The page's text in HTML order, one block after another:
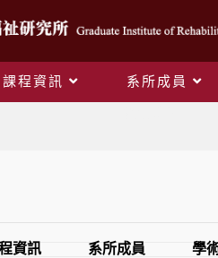
課程資訊 系所成員
資訊 系所成員 學